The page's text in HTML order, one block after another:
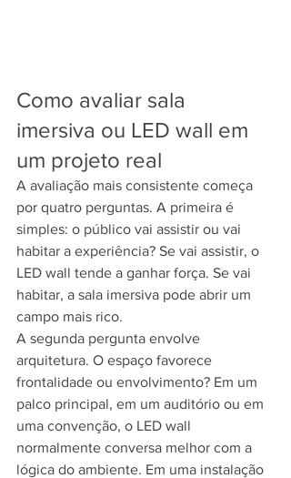
Como avaliar sala
imersiva ou LED wall em
um projeto real
A avaliação mais consistente começa
por quatro perguntas. A primeira é
simples: o público vai assistir ou vai
habitar a experiência? Se vai assistir, o
LED wall tende a ganhar força. Se vai
habitar, a sala imersiva pode abrir um
campo mais rico.
A segunda pergunta envolve
arquitetura. O espaço favorece
frontalidade ou envolvimento? Em um
palco principal, em um auditório ou em
uma convenção, o LED wall
normalmente conversa melhor com a
lógica do ambiente. Em uma instalação